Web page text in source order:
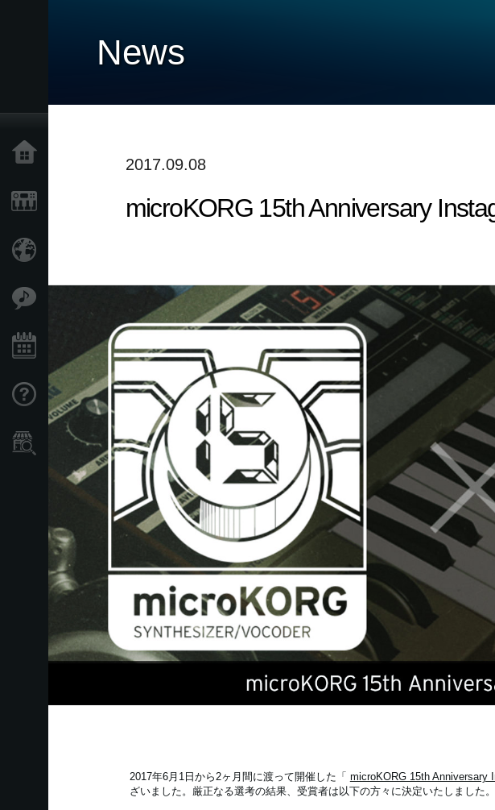
Events
Support
Store Locator
News
2017.09.08
microKORG 15th Anniversary
2017年6月1日から2ヶ月間に渡って開催した「 microKORG 15th Anniversary
ざいました。厳正なる選考の結果、受賞者は以下の方々に決定いたしました